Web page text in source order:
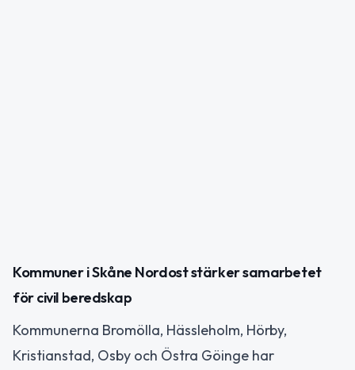
Kommuner i Skåne Nordost stärker samarbetet
för civil beredskap
Kommunerna Bromölla, Hässleholm, Hörby,
Kristianstad, Osby och Östra Göinge har